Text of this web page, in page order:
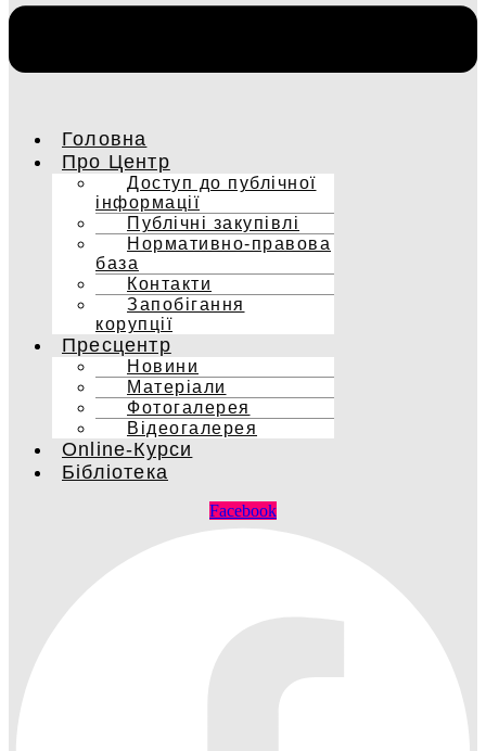
Головна
Про Центр
Доступ до публічної
інформації
Публічні закупівлі
Нормативно-правова
база
Контакти
Запобігання
корупції
Пресцентр
Новини
Матеріали
Фотогалерея
Відеогалерея
Online-Курси
Бібліотека
Facebook